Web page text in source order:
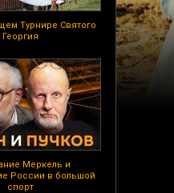
Турнире Святого
Георгия
Меркель и
России в большой
спорт